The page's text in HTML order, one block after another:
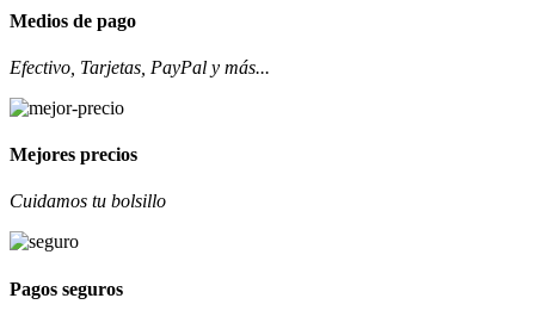
Medios de pago
Efectivo, Tarjetas, PayPal y más...
Mejores precios
Cuidamos tu bolsillo
Pagos seguros